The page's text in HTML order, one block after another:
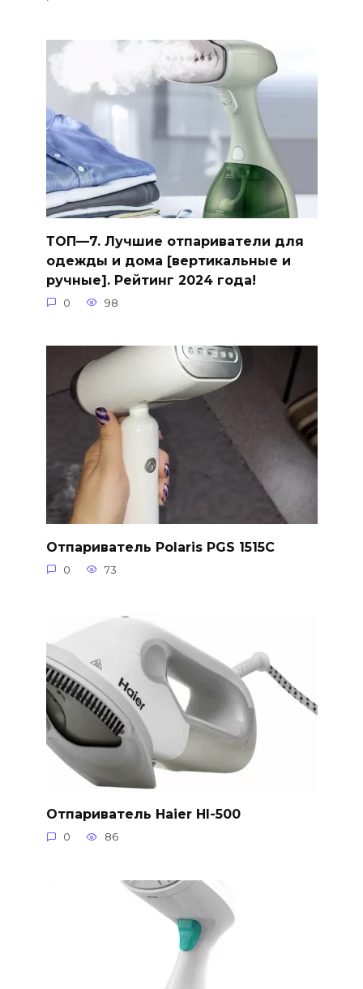
ТОП—7. Лучшие отпариватели для
одежды и дома [вертикальные и
ручные]. Рейтинг 2024 года!
0 98
Отпариватель Polaris PGS 1515C
0 73
Отпариватель Haier HI-500
0 86